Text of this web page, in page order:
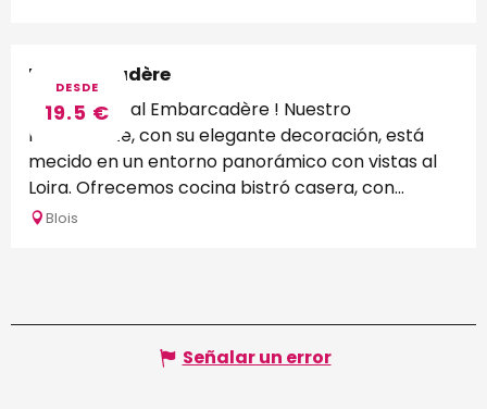
DESDE
19.5 €
L'embarcadère
¡Bienvenido al Embarcadère ! Nuestro
restaurante, con su elegante decoración, está
mecido en un entorno panorámico con vistas al
Loira. Ofrecemos cocina bistró casera, con...
Blois
Señalar un error